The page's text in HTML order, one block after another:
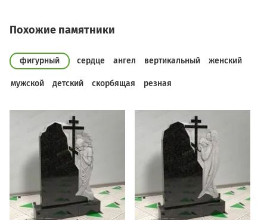
Похожие памятники
фигурный сердце ангел вертикальный женский
мужской детский скорбящая резная